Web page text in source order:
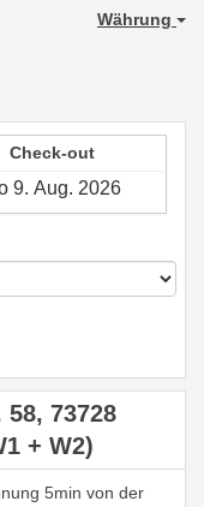
Währung
Check-out
73728
+ W2)
5min von der